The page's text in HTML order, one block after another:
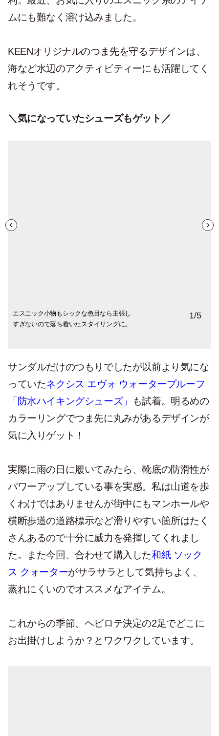
ムにも難なく溶け込みました。
KEENオリジナルのつま先を守るデザインは、
海など水辺のアクティビティーにも活躍してく
れそうです。
＼気になっていたシューズもゲット／
エスニック小物もシックな色目なら主張し
すぎないので落ち着いたスタイリングに。
chichineoのメキシコ製ハンモックバッグと
カラーコーディネイトも◎
デニムとの相性はバッチリ〜お気に入りに
い草で編んだMIGO LABOのかごと合わせ
素足だけでなく、ソックス着用も試着して
おけば安心です。
スタッフがサンダルのソール部分の柔らか
さを教えてくれました。
1/5
サンダルだけのつもりでしたが以前より気にな
っていたネクシス エヴォ ウォータープルーフ
「防水ハイキングシューズ」
も試着。明るめの
カラーリングでつま先に丸みがあるデザインが
気に入りゲット！
実際に雨の日に履いてみたら、靴底の防滑性が
パワーアップしている事を実感。私は山道を歩
くわけではありませんが街中にもマンホールや
横断歩道の道路標示など滑りやすい箇所はたく
さんあるので十分に威力を発揮してくれまし
た。また今回、合わせて購入した和紙 ソック
ス クォーターがサラサラとして気持ちよく、
蒸れにくいのでオススメなアイテム。
これからの季節、ヘビロテ決定の2足でどこに
お出掛けしようか？とワクワクしています。